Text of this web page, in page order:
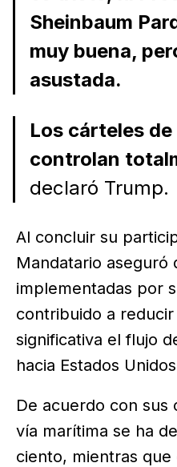
Sheinbaum
muy buena,
asustada.
Los cárteles
controlan
declaró Trump.
Al concluir su
Mandatario aseguró
implementadas por
contribuido a
significativa el flujo
hacia Estados
De acuerdo con
vía marítima se ha
ciento, mientras